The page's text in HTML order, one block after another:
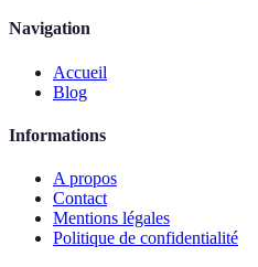
Navigation
Accueil
Blog
Informations
A propos
Contact
Mentions légales
Politique de confidentialité